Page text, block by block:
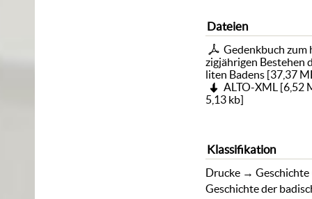
Dateien
Gedenkbuch
zigjährigen Bestehen
liten Badens [37,37
ALTO-XML [6,52
5,13 kb]
Klassifikation
Drucke →Geschichte
Geschichte der